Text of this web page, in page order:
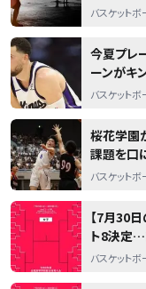
バスケットボ
今夏プレ
ーンがキ
バスケットボ
桜花学園
課題を口
バスケットボ
【7月30
ト8決定
バスケットボ